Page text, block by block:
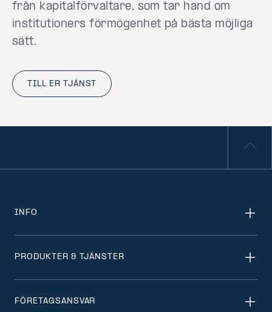
från kapitalförvaltare, som tar hand om
institutioners förmögenhet på bästa möjliga
sätt.
TILL ER TJÄNST
INFO
PRODUKTER & TJÄNSTER
FÖRETAGSANSVAR